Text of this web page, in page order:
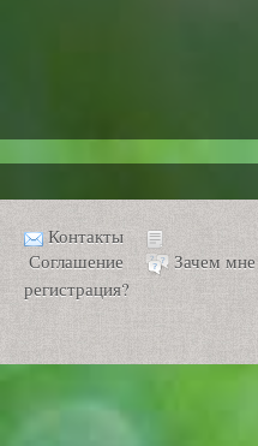
Контакты
Соглашение
Зачем мне
регистрация?